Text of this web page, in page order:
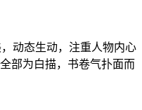
动态生动，注重人物内心
部为白描，书卷气扑面而